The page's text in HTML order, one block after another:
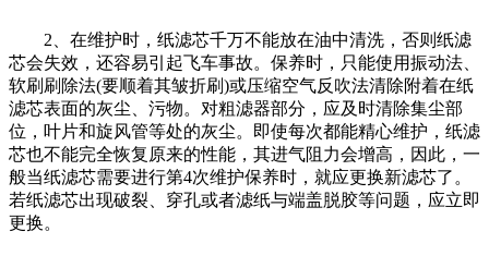
2、在维护时，纸滤芯千万不能放在油中清洗，否则纸滤
芯会失效，还容易引起飞车事故。保养时，只能使用振动法、
软刷刷除法(要顺着其皱折刷)或压缩空气反吹法清除附着在纸
滤芯表面的灰尘、污物。对粗滤器部分，应及时清除集尘部
位，叶片和旋风管等处的灰尘。即使每次都能精心维护，纸滤
芯也不能完全恢复原来的性能，其进气阻力会增高，因此，一
般当纸滤芯需要进行第4次维护保养时，就应更换新滤芯了。
若纸滤芯出现破裂、穿孔或者滤纸与端盖脱胶等问题，应立即
更换。